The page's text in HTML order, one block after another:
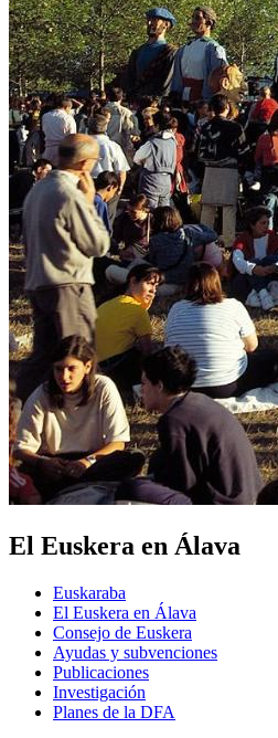
El Euskera en Álava
Euskaraba
El Euskera en Álava
Consejo de Euskera
Ayudas y subvenciones
Publicaciones
Investigación
Planes de la DFA